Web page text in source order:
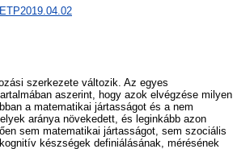
szerkezete változik. Az egyes
aszerint, hogy azok elvégzése milyen
a matematikai jártasságot és a nem
aránya növekedett, és leginkább azon
sem matematikai jártasságot, sem szociális
készségek definiálásának, mérésének